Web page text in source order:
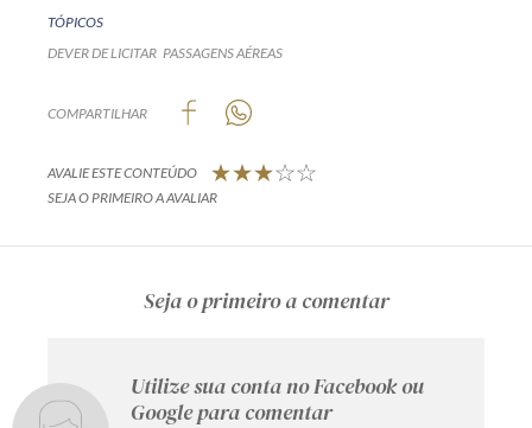
TÓPICOS
DEVER DE LICITAR PASSAGENS AÉREAS
COMPARTILHAR
AVALIE ESTE CONTEÚDO
SEJA O PRIMEIRO A AVALIAR
Seja o primeiro a comentar
Utilize sua conta no Facebook ou
Google para comentar